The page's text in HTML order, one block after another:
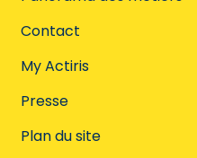
Contact
My Actiris
Presse
Plan du site